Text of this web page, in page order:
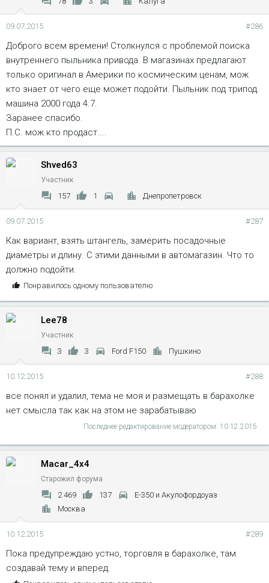
09.07.2015 #286
Доброго всем времени! Столкнулся с проблемой поиска
внутреннего пыльника привода. В магазинах предлагают
только оригинал в Америки по космическим ценам, мож
кто знает от чего еще может подойти. Пыльник под трипод.
машина 2000 года 4.7.
Заранее спасибо.
П.С. мож кто продаст....
Shved63
Участник
157 1 Днепропетровск
09.07.2015 #287
Как вариант, взять штангель, замерить посадочные
диаметры и длину. С этими данными в автомагазин. Что то
должно подойти.
С
м
:
Понравилось одному пользователю
Lee78
Участник
3 3 Ford F150 Пушкино
10.12.2015 #288
все понял и удалил, тема не моя и размещать в барахолке
нет смысла так как на этом не зарабатываю
Последнее редактирование модератором: 10.12.2015
Macar_4x4
Старожил форума
2 469 137
Е-350 и Акулофордоуаз
Москва
10.12.2015 #289
Пока предупреждаю устно, торговля в барахолке, там
создавай тему и вперед.